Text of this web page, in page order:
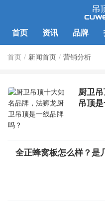
首页 资讯 品牌
首页 / 新闻首页 / 营销分析
厨卫
吊顶
全正蜂窝板怎么样？是